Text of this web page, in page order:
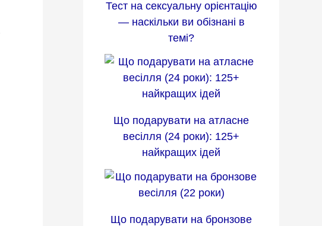
Тест на сексуальну орієнтацію
— наскільки ви обізнані в
темі?
Що подарувати на атласне
весілля (24 роки): 125+
найкращих ідей
Що подарувати на бронзове